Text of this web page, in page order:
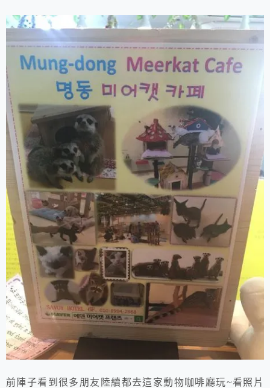
前陣子看到很多朋友陸續都去這家動物咖啡廳玩~看照片